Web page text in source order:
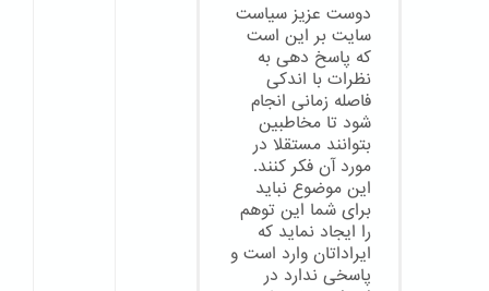
دوست عزیز سیاست
سایت بر این است
که پاسخ دهی به
نظرات با اندکی
فاصله زمانی انجام
شود تا مخاطبین
بتوانند مستقلا در
مورد آن فکر کنند.
این موضوع نباید
برای شما این توهم
را ایجاد نماید که
ایراداتان وارد است و
پاسخی ندارد در